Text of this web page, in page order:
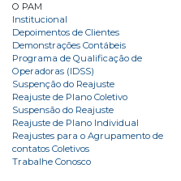
O PAM
Institucional
Depoimentos de Clientes
Demonstrações Contábeis
Programa de Qualificação de
Operadoras (IDSS)
Suspenção do Reajuste
Reajuste de Plano Coletivo
Suspensão do Reajuste
Reajuste de Plano Individual
Reajustes para o Agrupamento de
contatos Coletivos
Trabalhe Conosco